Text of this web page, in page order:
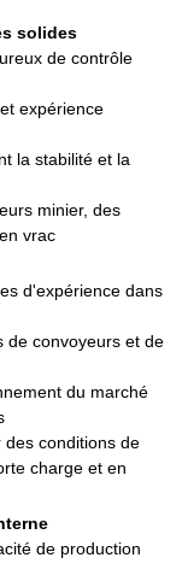
solides
de contrôle
expérience
la stabilité et la
minier, des
vrac
d'expérience dans
de convoyeurs et de
du marché
conditions de
charge et en
de production